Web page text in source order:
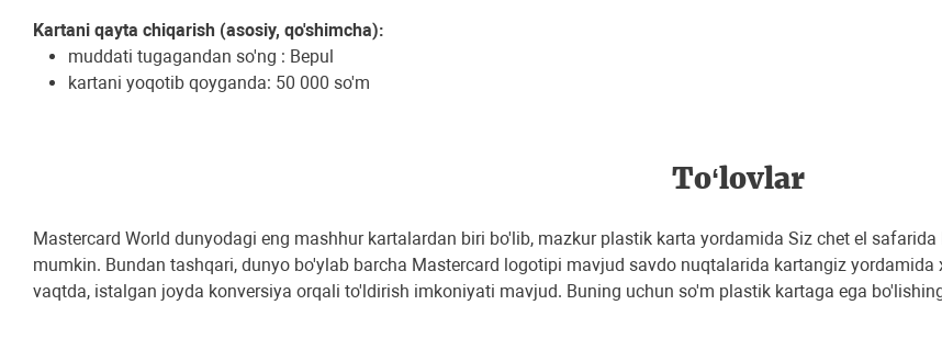
Kartani qayta chiqarish (asosiy, qo'shimcha):
muddati tugagandan so'ng : Bepul
kartani yoqotib qoyganda: 50 000 so'm
To‘lovlar
Mastercard World dunyodagi eng mashhur kartalardan biri bo'lib, mazkur plastik karta yordamida Siz chet el
mumkin. Bundan tashqari, dunyo bo'ylab barcha Mastercard logotipi mavjud savdo nuqtalarida kartangiz
vaqtda, istalgan joyda konversiya orqali to'ldirish imkoniyati mavjud. Buning uchun so'm plastik kartaga ega